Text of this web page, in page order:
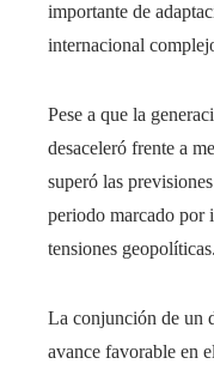
importante de
internacional
Pese a que la
desaceleró frente a
superó las
periodo marcado por
tensiones geopolíticas.
La conjunción de un
avance favorable en